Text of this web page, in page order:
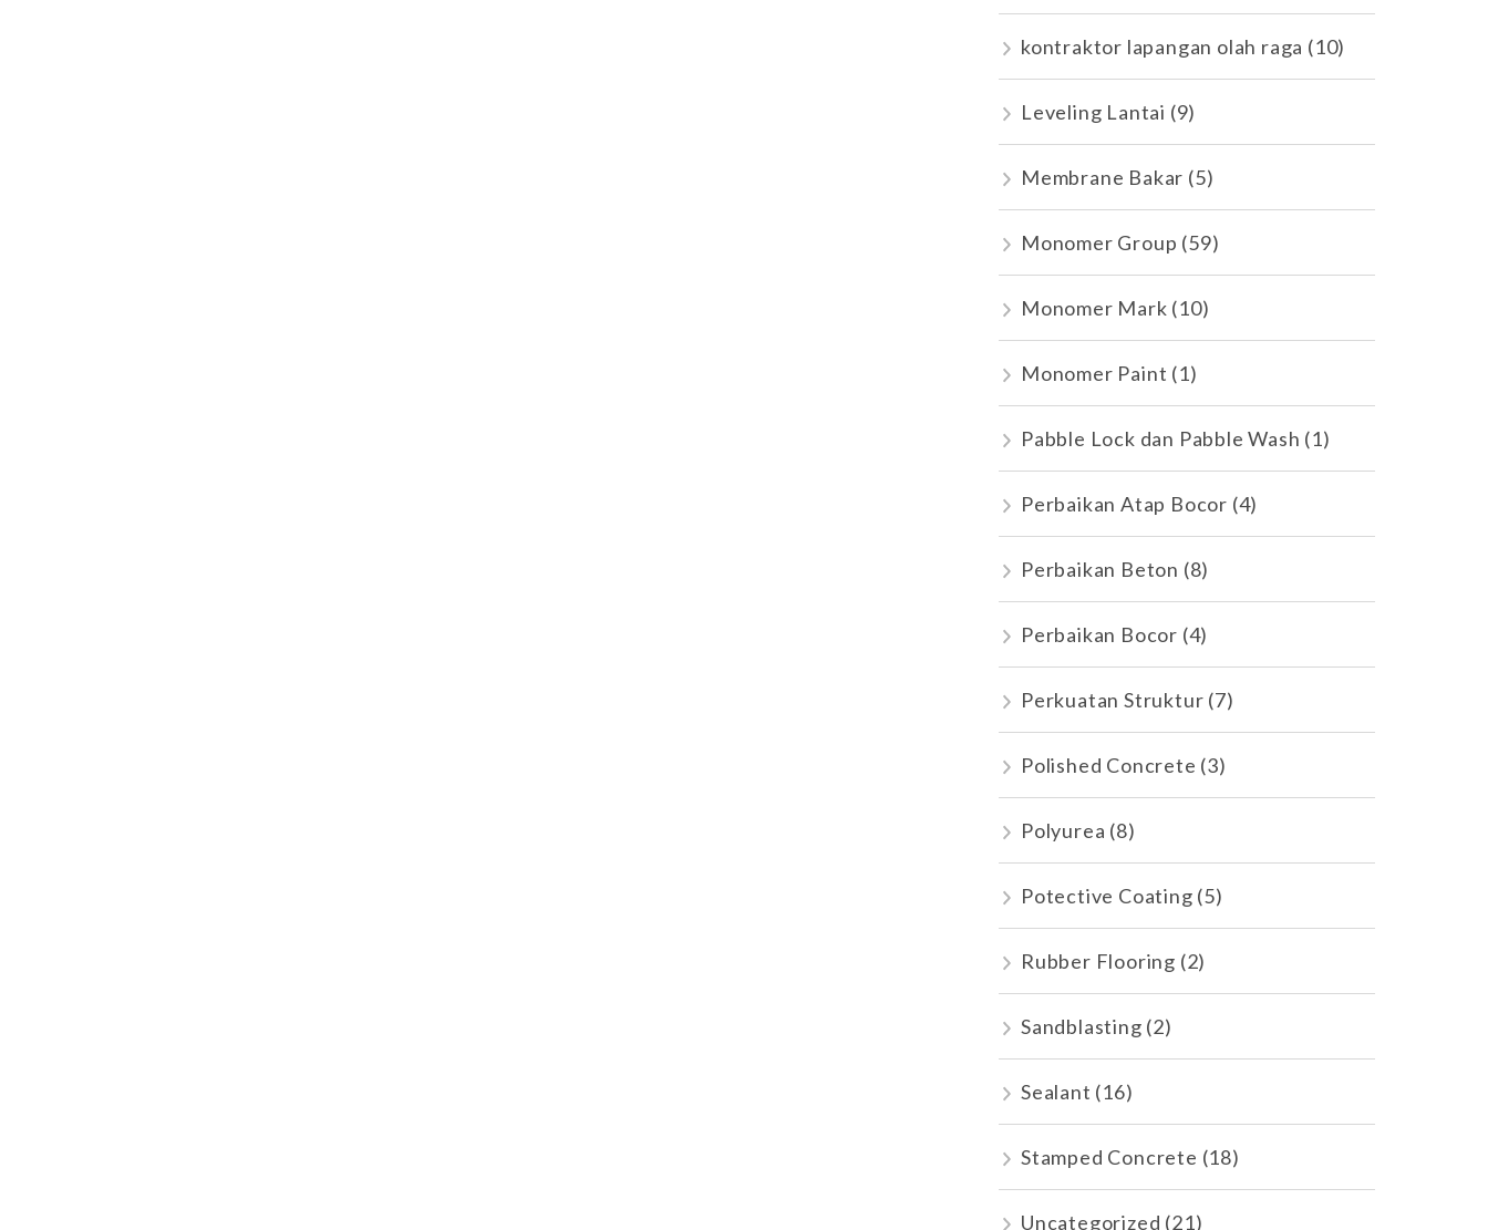
kontraktor lapangan olah raga (10)
Leveling Lantai (9)
Membrane Bakar (5)
Monomer Group (59)
Monomer Mark (10)
Monomer Paint (1)
Pabble Lock dan Pabble Wash (1)
Perbaikan Atap Bocor (4)
Perbaikan Beton (8)
Perbaikan Bocor (4)
Perkuatan Struktur (7)
Polished Concrete (3)
Polyurea (8)
Potective Coating (5)
Rubber Flooring (2)
Sandblasting (2)
Sealant (16)
Stamped Concrete (18)
Uncategorized (21)